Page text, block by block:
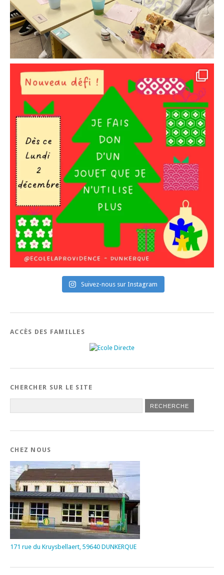
Suivez-nous sur Instagram
ACCÈS DES FAMILLES
CHERCHER SUR LE SITE
CHEZ NOUS
171 rue du Kruysbellaert, 59640 DUNKERQUE